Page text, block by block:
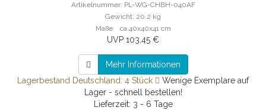
Artikelnummer: PL-WG-CHBH-040AF
Gewicht: 20.2 kg
Maße: ca.40x40x41 cm
UVP 103,45 €
Mehr Informationen
Lagerbestand Deutschland: 4 Stück
Wenige Exemplare auf
Lager - schnell bestellen!
Lieferzeit: 3 - 6 Tage